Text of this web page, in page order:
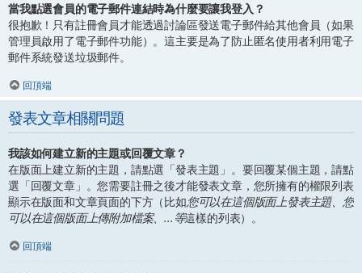
當我點選會員的電子郵件連結時為什麼要讓我登入？
很抱歉！只有註冊會員才能透過討論區發送電子郵件給其他會員（如果
管理員啟用了電子郵件功能）。這主要是為了防止匿名使用者利用電子
郵件系統發送垃圾郵件。
回頂端
發表文章相關問題
我該如何建立新的主題或回覆文章？
在版面上建立新的主題，請點選「發表主題」。要回覆某個主題，請點
選「回覆文章」。您需要註冊之後才能發表文章，您所擁有的權限列表
顯示在版面和文章頁面的下方（比如您可以在這個版面上發表主題、您
可以在這個版面上傳附加檔案、...等這樣的列表）。
回頂端